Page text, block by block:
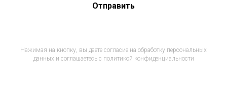
Отправить
Нажимая на кнопку, вы даете согласие на обработку персональных
данных и соглашаетесь c политикой конфиденциальности